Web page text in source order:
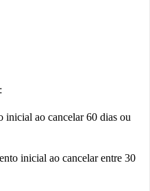
inicial ao cancelar 60 dias ou
inicial ao cancelar entre 30